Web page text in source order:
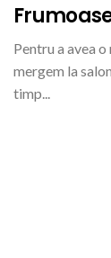
Pentru a avea
mergem la
timp...